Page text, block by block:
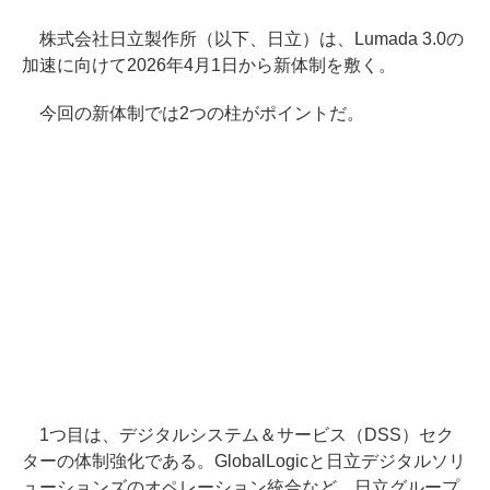
株式会社日立製作所（以下、日立）は、Lumada 3.0の
加速に向けて2026年4月1日から新体制を敷く。
今回の新体制では2つの柱がポイントだ。
1つ目は、デジタルシステム＆サービス（DSS）セク
ターの体制強化である。GlobalLogicと日立デジタルソリ